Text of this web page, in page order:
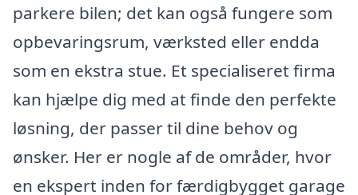
parkere bilen; det kan også fungere som
opbevaringsrum, værksted eller endda
som en ekstra stue. Et specialiseret firma
kan hjælpe dig med at finde den perfekte
løsning, der passer til dine behov og
ønsker. Her er nogle af de områder, hvor
en ekspert inden for færdigbygget garage